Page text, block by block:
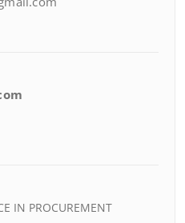
IN PROCUREMENT